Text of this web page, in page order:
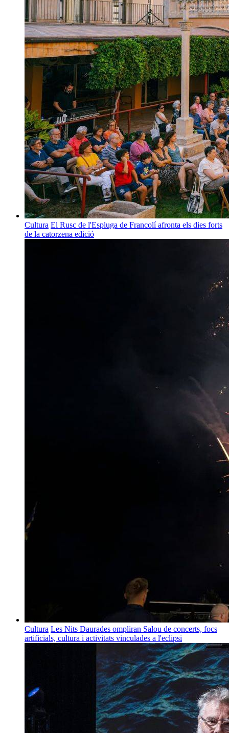
Cultura El Rusc de l'Espluga de Francolí afronta els dies forts
de la catorzena edició
Cultura Les Nits Daurades ompliran Salou de concerts, focs
artificials, cultura i activitats vinculades a l'eclipsi